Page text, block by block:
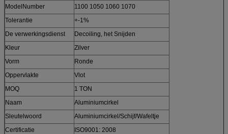
ModelNumber
1100 1050 1060 1070
Tolerantie
+-1%
De verwerkingsdienst
Decoiling, het Snijden
Kleur
Zilver
Vorm
Ronde
Oppervlakte
Vlot
MOQ
1 TON
Naam
Aluminiumcirkel
Sleutelwoord
Aluminiumcirkel/Schijf/Wafeltje
Certificatie
ISO9001: 2008